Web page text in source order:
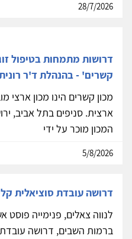
28/7/2026
דרושות מתמחות בטיפול
קשרים' - בהנהלת ד'ר
מכון קשרים הינו מכון ארצי
ארצית. סניפים בתל אביב,
המכון מוכר על ידי
5/8/2026
דרושה עובדת סוציאלית
לנווה צאלים, פנימייה פוסט
ברמות השבים, דרושה עובדת